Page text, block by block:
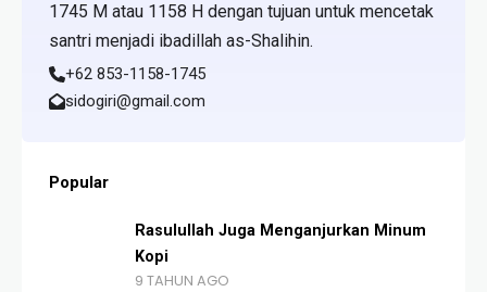
1745 M atau 1158 H dengan tujuan untuk mencetak
santri menjadi ibadillah as-Shalihin.
+62 853-1158-1745
sidogiri@gmail.com
Popular
Rasulullah Juga Menganjurkan Minum
Kopi
9 TAHUN AGO